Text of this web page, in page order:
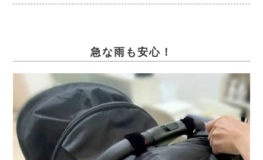
急な雨も安心！